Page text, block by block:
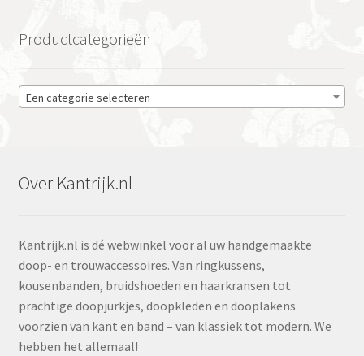
Productcategorieën
Een categorie selecteren
Over Kantrijk.nl
Kantrijk.nl is dé webwinkel voor al uw handgemaakte
doop- en trouwaccessoires. Van ringkussens,
kousenbanden, bruidshoeden en haarkransen tot
prachtige doopjurkjes, doopkleden en dooplakens
voorzien van kant en band – van klassiek tot modern. We
hebben het allemaal!